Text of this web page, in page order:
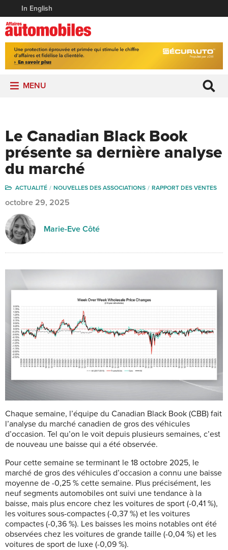
In English
MENU
Le Canadian Black Book
présente sa dernière analyse
du marché
ACTUALITÉ NOUVELLES DES ASSOCIATIONS RAPPORT DES VENTES
octobre 29, 2025
Marie-Eve Côté
Chaque semaine, l’équipe du Canadian Black Book (CBB) fait
l’analyse du marché canadien de gros des véhicules
d’occasion. Tel qu’on le voit depuis plusieurs semaines, c’est
de nouveau une baisse qui a été observée.
Pour cette semaine se terminant le 18 octobre 2025, le
marché de gros des véhicules d’occasion a connu une baisse
moyenne de -0,25 % cette semaine. Plus précisément, les
neuf segments automobiles ont suivi une tendance à la
baisse, mais plus encore chez les voitures de sport (-0,41 %),
les voitures sous-compactes (-0,37 %) et les voitures
compactes (-0,36 %). Les baisses les moins notables ont été
observées chez les voitures de grande taille (-0,04 %) et les
voitures de sport de luxe (-0,09 %).